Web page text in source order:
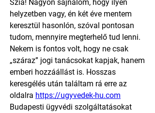
Szia! Nagyon sajnálom, hogy ilyen
helyzetben vagy, én két éve mentem
keresztül hasonlón, szóval pontosan
tudom, mennyire megterhelő tud lenni.
Nekem is fontos volt, hogy ne csak
„száraz” jogi tanácsokat kapjak, hanem
emberi hozzáállást is. Hosszas
keresgélés után találtam rá erre az
oldalra https://ugyvedek-hu.com
Budapesti ügyvédi szolgáltatásokat